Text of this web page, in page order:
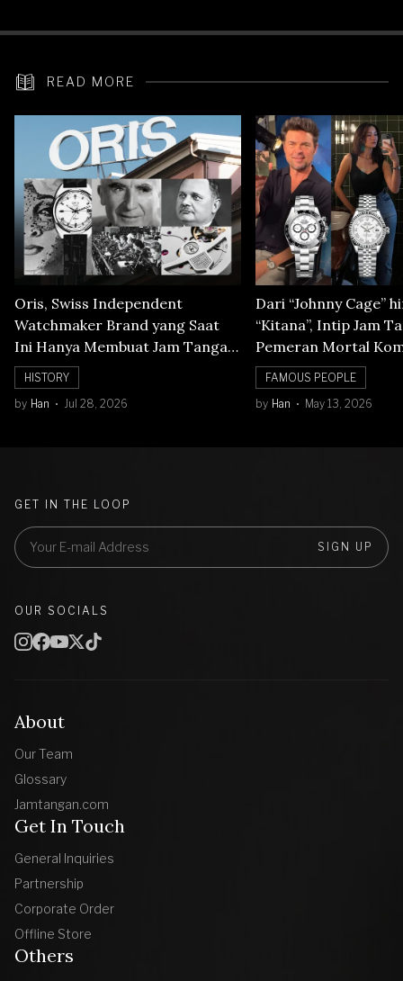
READ MORE
Oris, Swiss Independent
Watchmaker Brand yang Saat
Ini Hanya Membuat Jam Tangan
Mechanical
HISTORY
by Han Jul 28, 2026
Dari “Johnny Cage”
“Kitana”, Intip Jam
Pemeran Mortal
FAMOUS PEOPLE
by Han May 13, 2026
About
Our Team
Glossary
Jamtangan.com
Get In Touch
General Inquiries
Partnership
Corporate Order
Offline Store
Others
GET IN THE LOOP
SIGN UP
OUR SOCIALS